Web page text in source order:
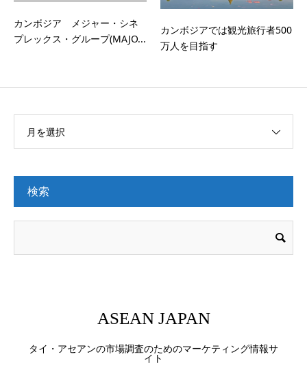
カンボジア メジャー・シネ
プレックス・グループ(MAJO...
カンボジアでは観光旅行者500
万人を目指す
月を選択
検索
ASEAN JAPAN
タイ・アセアンの市場調査のためのマーケティング情報サ
イト